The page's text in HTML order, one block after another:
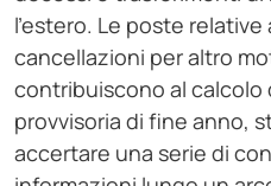
l’estero. Le poste
cancellazioni per altro
contribuiscono al calcolo
provvisoria di fine anno,
accertare una serie di